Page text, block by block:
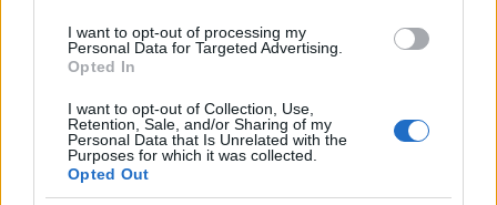
I want to opt-out of processing my
Personal Data for Targeted Advertising.
Opted In
I want to opt-out of Collection, Use,
Retention, Sale, and/or Sharing of my
Personal Data that Is Unrelated with the
Purposes for which it was collected.
Opted Out
Scenic Route
Kritika)